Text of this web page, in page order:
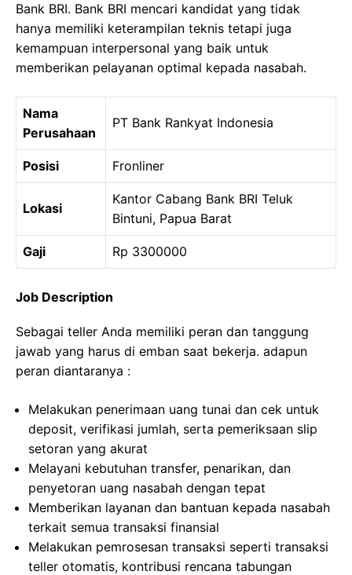
Bank BRI. Bank BRI mencari kandidat yang tidak
hanya memiliki keterampilan teknis tetapi juga
kemampuan interpersonal yang baik untuk
memberikan pelayanan optimal kepada nasabah.
Nama
Perusahaan
PT Bank Rankyat Indonesia
Posisi Fronliner
Lokasi
Kantor Cabang Bank BRI Teluk
Bintuni, Papua Barat
Gaji Rp 3300000
Job Description
Sebagai teller Anda memiliki peran dan tanggung
jawab yang harus di emban saat bekerja. adapun
peran diantaranya :
Melakukan penerimaan uang tunai dan cek untuk
deposit, verifikasi jumlah, serta pemeriksaan slip
setoran yang akurat
Melayani kebutuhan transfer, penarikan, dan
penyetoran uang nasabah dengan tepat
Memberikan layanan dan bantuan kepada nasabah
terkait semua transaksi finansial
Melakukan pemrosesan transaksi seperti transaksi
teller otomatis, kontribusi rencana tabungan